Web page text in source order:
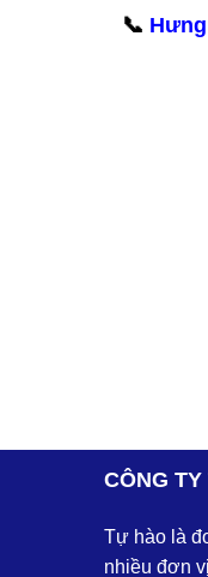
‪📞 Hưng
CÔNG
Tự hào là
nhiều đơn